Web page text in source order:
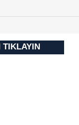
TIKLAYIN